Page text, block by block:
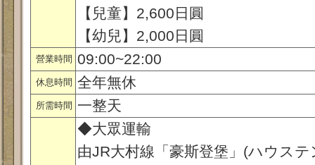
【兒童】2,600日圓
【幼兒】2,000日圓
營業時間 09:00~22:00
休息時間 全年無休
所需時間 一整天
◆大眾運輸
由JR大村線「豪斯登堡」(ハウス